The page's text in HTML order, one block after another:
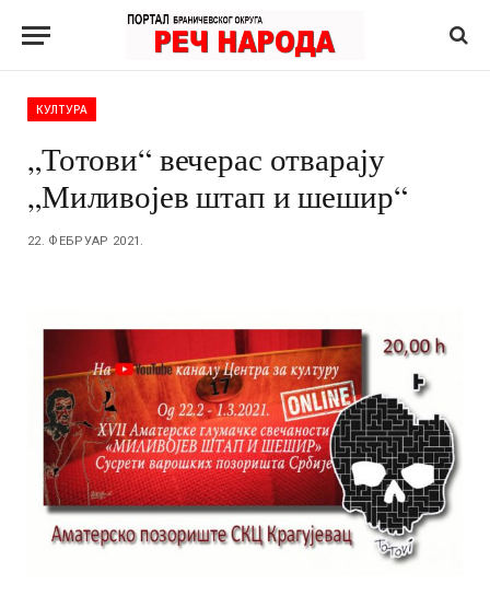
КУЛТУРА
„Тотови“ вечерас отварају
„Миливојев штап и шешир“
22. ФЕБРУАР 2021.